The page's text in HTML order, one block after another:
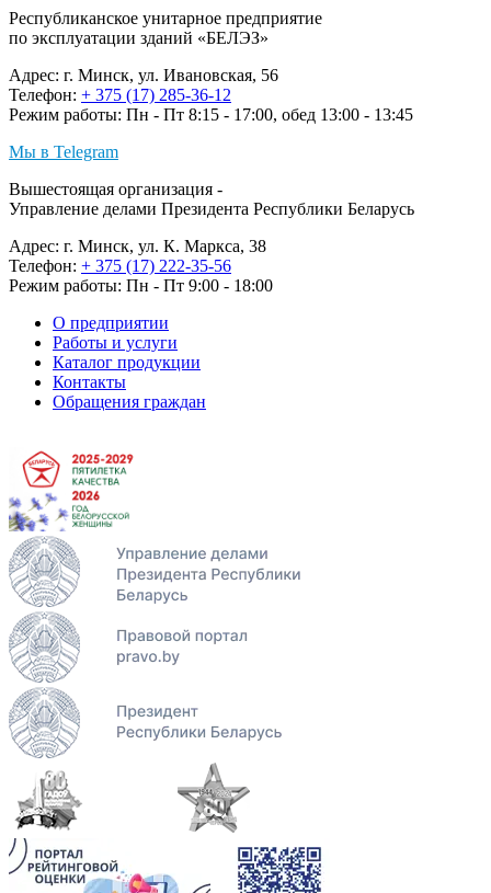
Республиканское унитарное предприятие
по эксплуатации зданий «БЕЛЭЗ»
Адрес: г. Минск, ул. Ивановская, 56
Телефон: + 375 (17) 285-36-12
Режим работы: Пн - Пт 8:15 - 17:00, обед 13:00 - 13:45
Мы в Telegram
Вышестоящая организация -
Управление делами Президента Республики Беларусь
Адрес: г. Минск, ул. К. Маркса, 38
Телефон: + 375 (17) 222-35-56
Режим работы: Пн - Пт 9:00 - 18:00
О предприятии
Работы и услуги
Каталог продукции
Контакты
Обращения граждан